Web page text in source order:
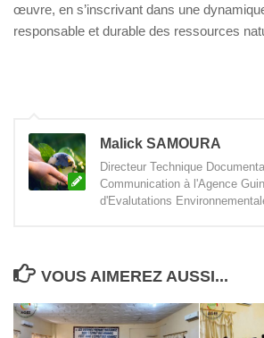
œuvre, en s’inscrivant dans une
responsable et durable des ressources
Malick SAMOURA
Directeur Technique
Communication à l'Agence
d'Evalutations
VOUS AIMEREZ AUSSI...